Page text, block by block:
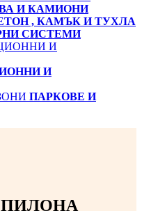
И КАМИОНИ
, КАМЪК И ТУХЛА
СИСТЕМИ
И
ПАРКОВЕ И